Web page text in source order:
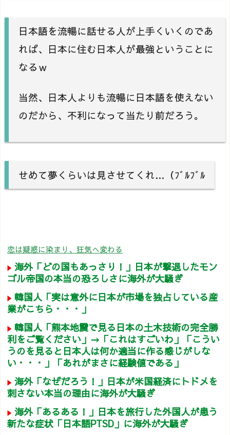
日本語を流暢に話せる人が上手くいくのであ
れば、日本に住む日本人が最強ということに
なるｗ
当然、日本人よりも流暢に日本語を使えない
のだから、不利になって当たり前だろう。
せめて夢くらいは見させてくれ…（ﾌﾞﾙﾌﾞﾙ
恋は疑惑に染まり、狂気へ変わる
海外「どの国もあっさり！」日本が撃退したモン
ゴル帝国の本当の恐ろしさに海外が大騒ぎ
韓国人「実は意外に日本が市場を独占している産
業がこちら・・・」
韓国人「熊本地震で見る日本の土木技術の完全勝
利をご覧ください」→「これはすごいわ」「こうい
うのを見ると日本人は何か適当に作る感じがしな
い・・・」「あれがまさに経験値である」
海外「なぜだろう！」日本が米国経済にトドメを
刺さない本当の理由に海外が大騒ぎ
海外「あるある！」日本を旅行した外国人が患う
新たな症状「日本語PTSD」に海外が大騒ぎ